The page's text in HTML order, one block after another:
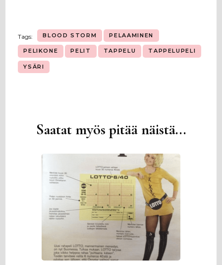
Tags: BLOOD STORM PELAAMINEN
PELIKONE PELIT TAPPELU TAPPELUPELI
YSÄRI
Artikkelien
Saatat myös pitää näistä...